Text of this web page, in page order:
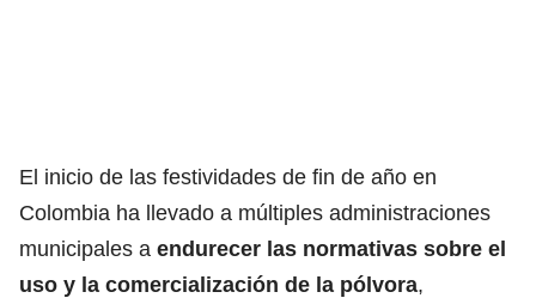
El inicio de las festividades de fin de año en
Colombia ha llevado a múltiples administraciones
municipales a endurecer las normativas sobre el
uso y la comercialización de la pólvora,